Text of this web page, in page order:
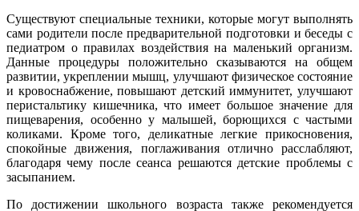
Существуют специальные техники, которые могут выполнять
сами родители после предварительной подготовки и беседы с
педиатром о правилах воздействия на маленький организм.
Данные процедуры положительно сказываются на общем
развитии, укреплении мышц, улучшают физическое состояние
и кровоснабжение, повышают детский иммунитет, улучшают
перистальтику кишечника, что имеет большое значение для
пищеварения, особенно у малышей, борющихся с частыми
коликами. Кроме того, деликатные легкие прикосновения,
спокойные движения, поглаживания отлично расслабляют,
благодаря чему после сеанса решаются детские проблемы с
засыпанием.
По достижении школьного возраста также рекомендуется